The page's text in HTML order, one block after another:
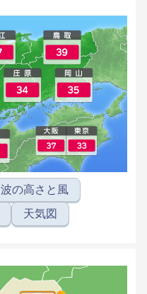
波の高さと風
天気図